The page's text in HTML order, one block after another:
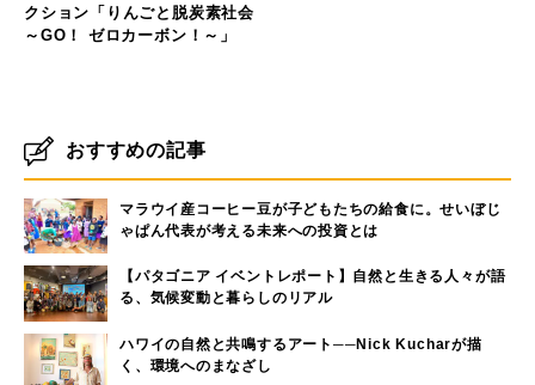
クション「りんごと脱炭素社会
～GO！ ゼロカーボン！～」
おすすめの記事
マラウイ産コーヒー豆が子どもたちの給食に。せいぼじ
ゃぱん代表が考える未来への投資とは
【パタゴニア イベントレポート】自然と生きる人々が語
る、気候変動と暮らしのリアル
ハワイの自然と共鳴するアート──Nick Kucharが描
く、環境へのまなざし